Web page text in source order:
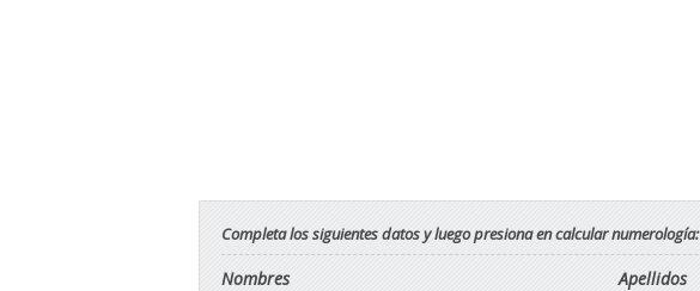
Completa los siguientes datos y luego presiona en calcular numerología:
Nombres Apellidos